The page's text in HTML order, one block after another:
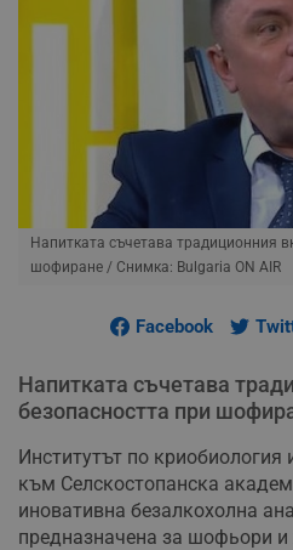
Напитката съчетава традиционния
шофиране / Снимка: Bulgaria ON AIR
Facebook
Напитката съчетава
безопасността при
Институтът по криобиология
към Селскостопанска
иновативна безалкохолна
предназначена за шофьори и